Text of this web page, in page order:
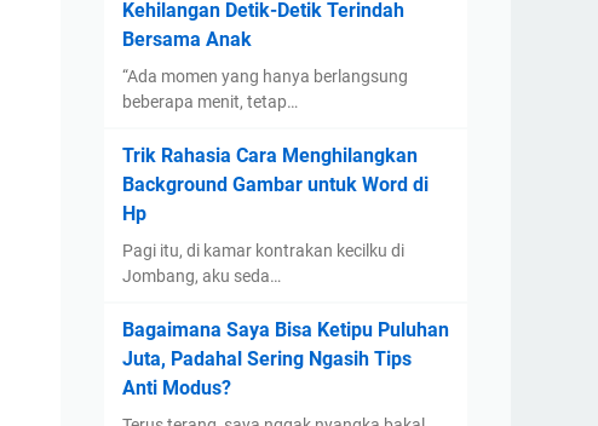
Kehilangan Detik-Detik Terindah
Bersama Anak
“Ada momen yang hanya berlangsung
beberapa menit, tetap…
Trik Rahasia Cara Menghilangkan
Background Gambar untuk Word di
Hp
Pagi itu, di kamar kontrakan kecilku di
Jombang, aku seda…
Bagaimana Saya Bisa Ketipu Puluhan
Juta, Padahal Sering Ngasih Tips
Anti Modus?